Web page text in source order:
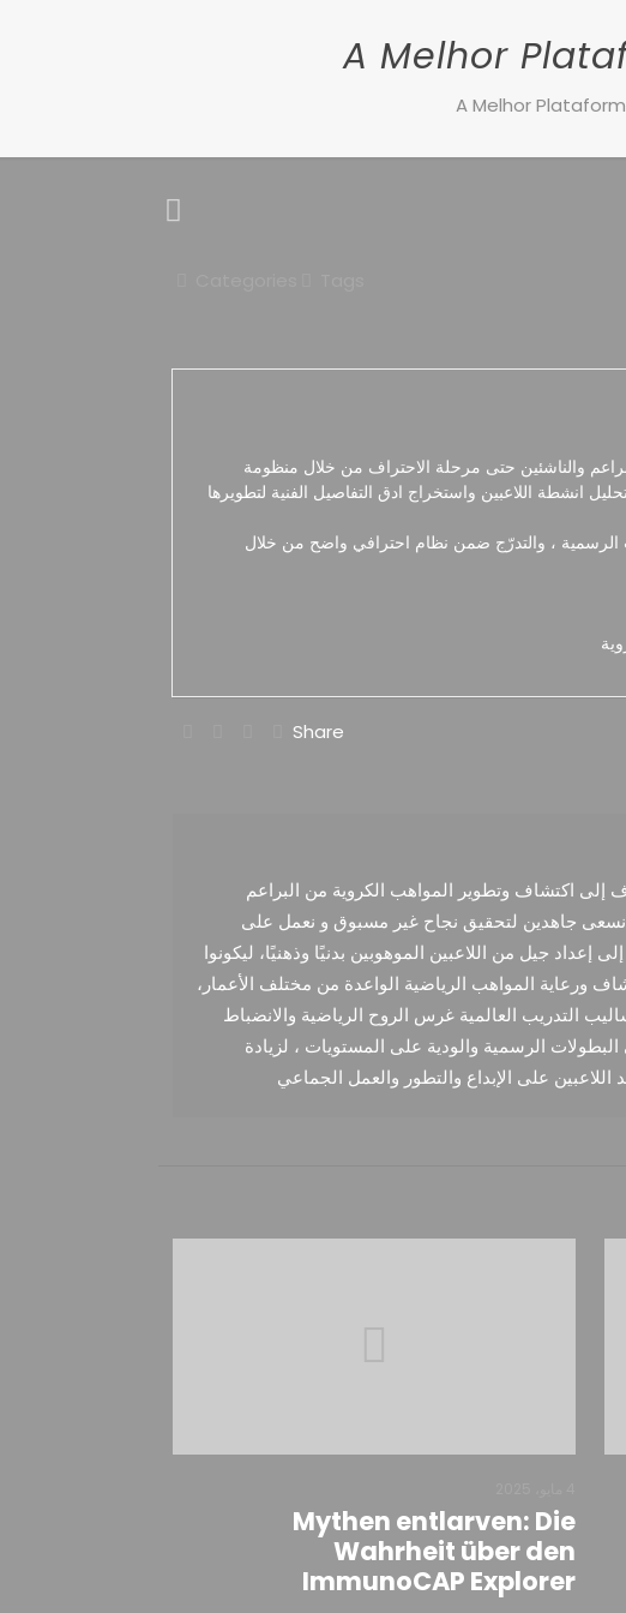
A Melhor
A Melhor
والناشئين حتى مرحلة الاحتراف من خلال منظومة
اللاعبين واستخراج ادق التفاصيل الفنية لتطويرها
الرسمية ، والتدرّج ضمن نظام احترافي واضح من خلال
Share
اكتشاف وتطوير المواهب الكروية من البراعم
نسعى جاهدين لتحقيق نجاح غير مسبوق و نعمل على
جيل من اللاعبين الموهوبين بدنيًا وذهنيًا، ليكونوا
ورعاية المواهب الرياضية الواعدة من مختلف الأعمار،
التدريب العالمية غرس الروح الرياضية والانضباط
الرسمية والودية على المستويات ، لزيادة
على الإبداع والتطور والعمل الجماعي
Mythen entlarven: Die
Wahrheit über den
ImmunoCAP Explorer